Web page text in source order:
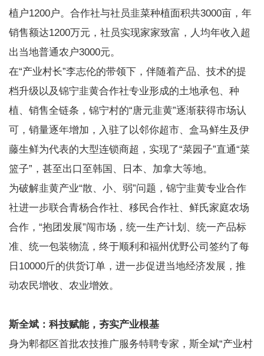
植户1200户。合作社与社员韭菜种植面积共3000亩，年
销售额达1200万元，社员实现家家致富，人均年收入超
出当地普通农户3000元。
在“产业村长”李志伦的带领下，伴随着产品、技术的提
档升级以及锦宁韭黄合作社专业形成的土地承包、种
植、销售全链条，锦宁村的“唐元韭黄”逐渐获得市场认
可，销量逐年增加，入驻了以邻你超市、盒马鲜生及伊
藤生鲜为代表的大型连锁商超，实现了“菜园子”直通“菜
篮子”，甚至出口至韩国、日本、加拿大等地。
为破解韭黄产业“散、小、弱”问题，锦宁韭黄专业合作
社进一步联合青杨合作社、移民合作社、鲜氏家庭农场
合作，“抱团发展”闯市场，统一生产计划、统一产品标
准、统一包装物流，终于顺利和福州优野公司签约了每
日10000斤的供货订单，进一步促进当地经济发展，推
动农民增收、农业增效。
斯全斌：科技赋能，夯实产业根基
身为郫都区首批农技推广服务特聘专家，斯全斌“产业村